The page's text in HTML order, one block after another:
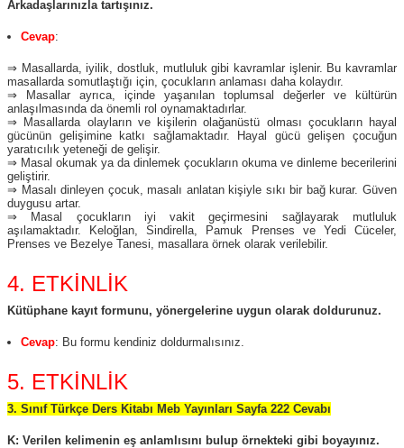
Arkadaşlarınızla tartışınız.
Cevap:
⇒ Masallarda, iyilik, dostluk, mutluluk gibi kavramlar işlenir. Bu kavramlar
masallarda somutlaştığı için, çocukların anlaması daha kolaydır.
⇒ Masallar ayrıca, içinde yaşanılan toplumsal değerler ve kültürün
anlaşılmasında da önemli rol oynamaktadırlar.
⇒ Masallarda olayların ve kişilerin olağanüstü olması çocukların hayal
gücünün gelişimine katkı sağlamaktadır. Hayal gücü gelişen çocuğun
yaratıcılık yeteneği de gelişir.
⇒ Masal okumak ya da dinlemek çocukların okuma ve dinleme becerilerini
geliştirir.
⇒ Masalı dinleyen çocuk, masalı anlatan kişiyle sıkı bir bağ kurar. Güven
duygusu artar.
⇒ Masal çocukların iyi vakit geçirmesini sağlayarak mutluluk
aşılamaktadır. Keloğlan, Sindirella, Pamuk Prenses ve Yedi Cüceler,
Prenses ve Bezelye Tanesi, masallara örnek olarak verilebilir.
4. ETKİNLİK
Kütüphane kayıt formunu, yönergelerine uygun olarak doldurunuz.
Cevap: Bu formu kendiniz doldurmalısınız.
5. ETKİNLİK
3. Sınıf Türkçe Ders Kitabı Meb Yayınları Sayfa 222 Cevabı
K: Verilen kelimenin eş anlamlısını bulup örnekteki gibi boyayınız.